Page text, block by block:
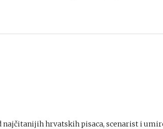
najčitanijih hrvatskih pisaca, scenarist i